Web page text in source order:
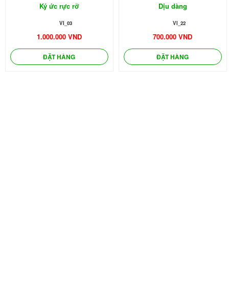
Ký ức rực rỡ
VI_03
1.000.000 VND
ĐẶT HÀNG
Dịu dàng
VI_22
700.000 VND
ĐẶT HÀNG